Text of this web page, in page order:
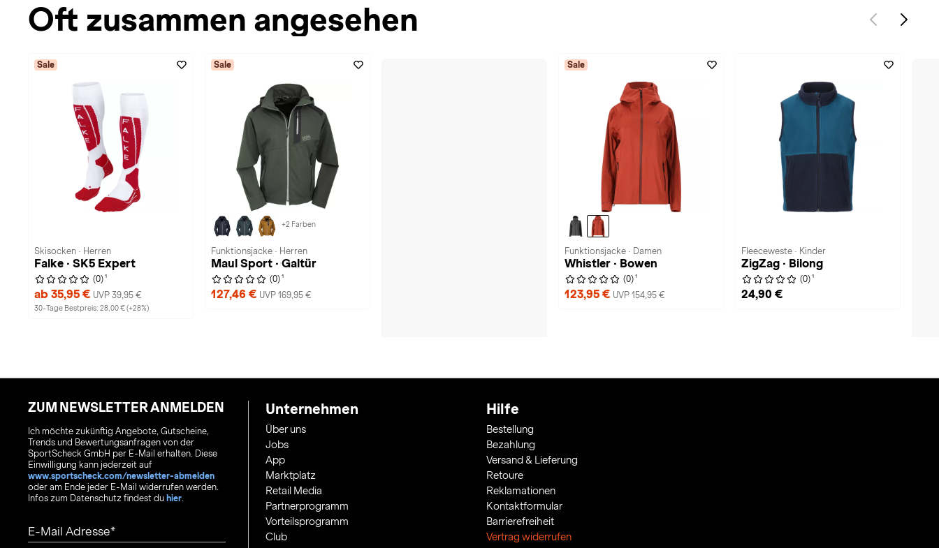
Oft zusammen angesehen
Sale
Skisocken · Herren
Falke · SK5 Expert
(0) 1
ab 35,95 € UVP 39,95 €
30-Tage Bestpreis: 28,00 € (+28%)
Sale
+2 Farben
Funktionsjacke · Herren
Maul Sport · Galtür
(0) 1
127,46 € UVP 169,95 €
Sale
Funktionsjacke · Damen
Whistler · Bowen
(0) 1
123,95 € UVP 154,95 €
Fleeceweste · Kinder
ZigZag · Bilong
(0) 1
24,90 €
ZUM NEWSLETTER ANMELDEN
Ich möchte zukünftig Angebote, Gutscheine,
Trends und Bewertungsanfragen von der
SportScheck GmbH per E-Mail erhalten. Diese
Einwilligung kann jederzeit auf
www.sportscheck.com/newsletter-abmelden
oder am Ende jeder E-Mail widerrufen werden.
Infos zum Datenschutz findest du hier
E-Mail Adresse
Unternehmen
Über uns
Jobs
App
Marktplatz
Retail Media
Partnerprogramm
Vorteilsprogramm
Club
Hilfe
Bestellung
Bezahlung
Versand & Lieferung
Retoure
Reklamationen
Kontaktformular
Barrierefreiheit
Vertrag widerrufen